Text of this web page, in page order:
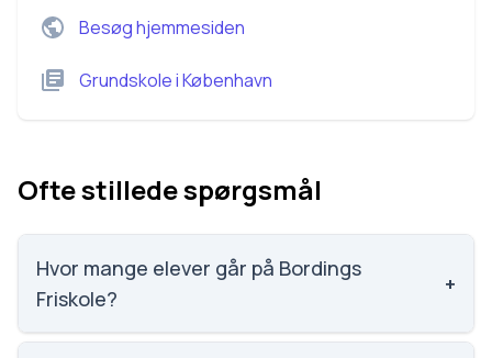
Besøg hjemmesiden
GrundskoleiKøbenhavn
Ofte stillede spørgsmål
Hvor mange elever går på Bordings
Friskole?
+
Bordings Friskole har 419 elever, hvilket gør den til